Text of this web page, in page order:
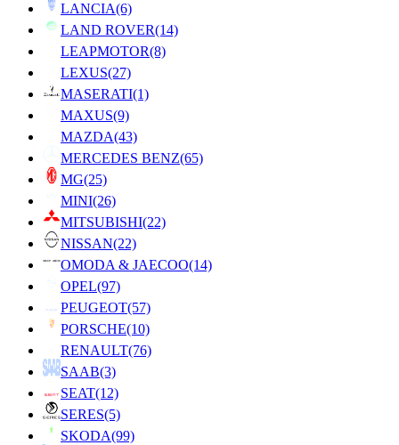
LANCIA(6)
LAND ROVER(14)
LEAPMOTOR(8)
LEXUS(27)
MASERATI(1)
MAXUS(9)
MAZDA(43)
MERCEDES BENZ(65)
MG(25)
MINI(26)
MITSUBISHI(22)
NISSAN(22)
OMODA & JAECOO(14)
OPEL(97)
PEUGEOT(57)
PORSCHE(10)
RENAULT(76)
SAAB(3)
SEAT(12)
SERES(5)
SKODA(99)